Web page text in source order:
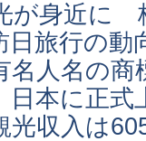
が身近に
日旅行の
名人名の商
日本に正式
光収入は